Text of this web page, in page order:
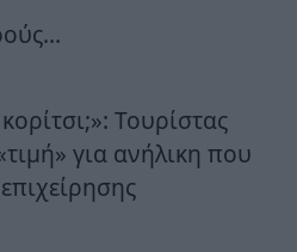
Τουρίστας
για ανήλικη που